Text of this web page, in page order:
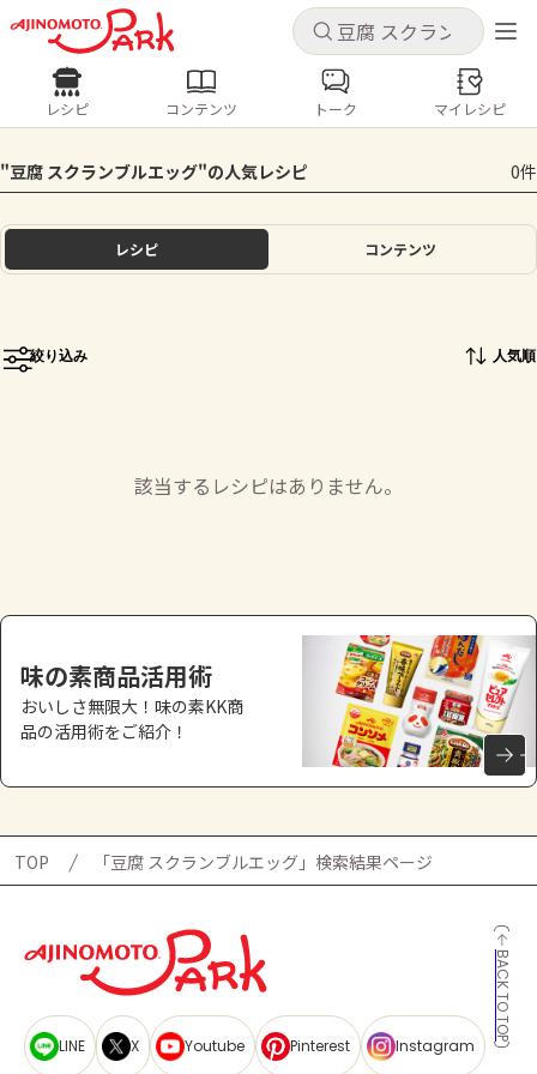
キャンセル
ログインするとレシピを保存できます
ログイン
ホーム
トーク
お買い物
AJINOMOTO PARK とは
キャンセル
レシピ コンテンツ
人気の食材・レシピ
きゅうり なす トマト
とうもろこし
レシピ コンテンツ トーク マイレシピ
"豆腐 スクランブルエッグ"の人気レシピ 0件
レシピ コンテンツ
絞り込み 人気順
該当するレシピはありません。
味の素商品活用術
おいしさ無限大！味の素KK商
品の活用術をご紹介！
TOP 「豆腐 スクランブルエッグ」検索結果ページ
BACK TO TOP
LINE X Youtube Pinterest Instagram